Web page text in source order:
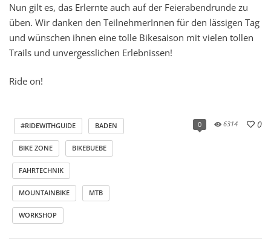
Nun gilt es, das Erlernte auch auf der Feierabendrunde zu
üben. Wir danken den TeilnehmerInnen für den lässigen Tag
und wünschen ihnen eine tolle Bikesaison mit vielen tollen
Trails und unvergesslichen Erlebnissen!
Ride on!
0 6314 0
#RIDEWITHGUIDE BADEN
BIKE ZONE BIKEBUEBE
FAHRTECHNIK
MOUNTAINBIKE MTB
WORKSHOP